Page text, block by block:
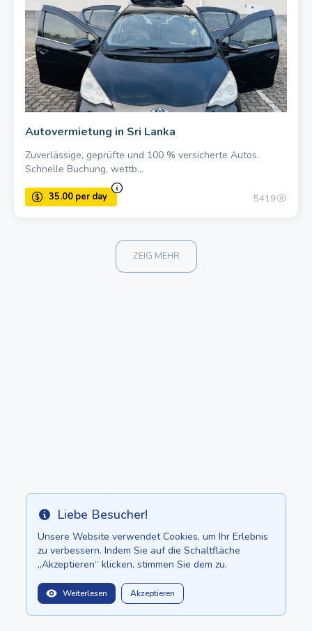
25.00 once
Autovermietung in Sri Lanka
Zuverlässige, geprüfte und 100 % versicherte Autos.
Schnelle Buchung, wettb...
35.00 per day
5419
ZEIG MEHR
Info Liebe Besucher!
Unsere Website verwendet Cookies, um Ihr Erlebnis
zu verbessern. Indem Sie auf die Schaltfläche
„Akzeptieren“ klicken, stimmen Sie dem zu.
Weiterlesen Akzeptieren